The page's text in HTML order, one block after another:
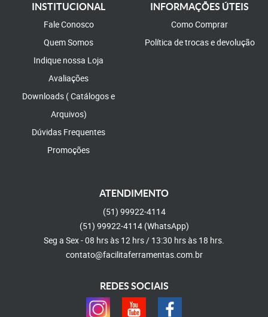
INSTITUCIONAL
Fale Conosco
Quem Somos
Indique nossa Loja
Avaliações
Downloads ( Catálogos e
Arquivos)
Dúvidas Frequentes
Promoções
INFORMAÇÕES ÚTEIS
Como Comprar
Política de trocas e devolução
ATENDIMENTO
(51) 99922-4114
(51) 99922-4114 (WhatsApp)
Seg a Sex - 08 hrs às 12 hrs / 13:30 hrs às 18 hrs.
contato@facilitaferramentas.com.br
REDES SOCIAIS